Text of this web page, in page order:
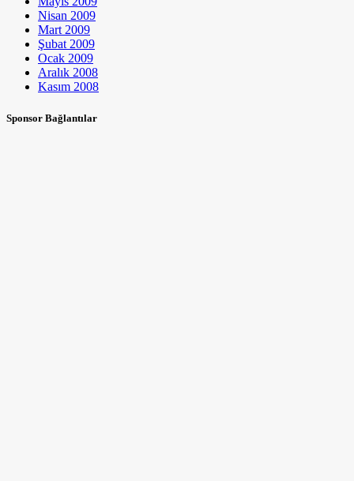
Nisan 2009
Mart 2009
Şubat 2009
Ocak 2009
Aralık 2008
Kasım 2008
Sponsor Bağlantılar